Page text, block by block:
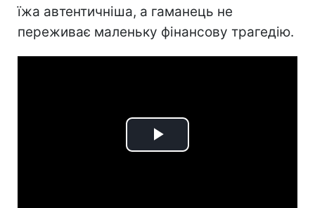
їжа автентичніша, а гаманець не
переживає маленьку фінансову трагедію.
Play